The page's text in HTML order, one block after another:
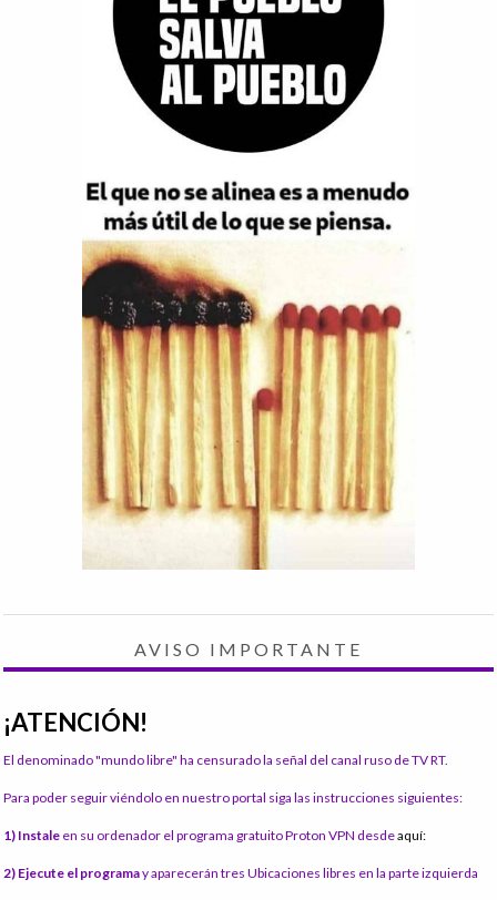
AVISO IMPORTANTE
¡ATENCIÓN!
El denominado "mundo libre" ha censurado la señal del canal ruso de TV RT.
Para poder seguir viéndolo en nuestro portal siga las instrucciones siguientes:
1) Instale en su ordenador el programa gratuito Proton VPN desdeaquí:
2) Ejecute el programay aparecerán tres Ubicaciones libres en la parte izquierda